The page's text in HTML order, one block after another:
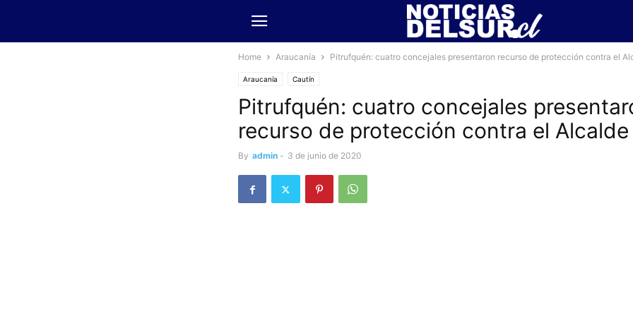
Home Araucanía Pitrufquén: cuatro concejales presentaron recurso de protección contra el
Araucanía Cautín
Pitrufquén: cuatro concejales
recurso de protección contra el Alcalde
By admin - 3 de junio de 2020